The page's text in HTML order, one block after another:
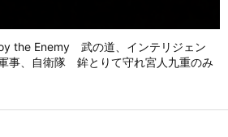
the Enemy 武の道、インテリジェン
事、自衛隊 鉾とりて守れ宮人九重のみ